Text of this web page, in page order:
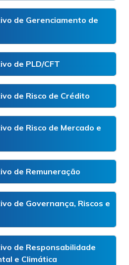
de Gerenciamento de
de PLD/CFT
de Risco de Crédito
de Risco de Mercado e
de Remuneração
de Governança, Riscos e
de Responsabilidade
e Climática